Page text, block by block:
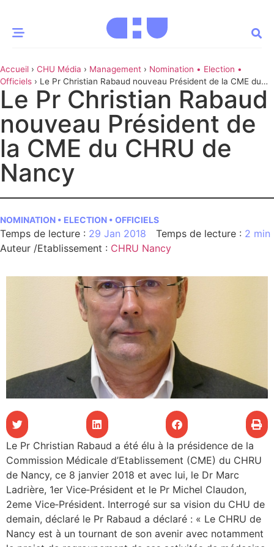
MOMENT
Innovation
& patrimoine Patient
nous
des CHU
santé
au CHU
Accueil › CHU Média › Management › Nomination • Election •
Officiels › Le Pr Christian Rabaud nouveau Président de la CME du
CHRU de Nancy
Le Pr Christian Rabaud
nouveau Président de
la CME du CHRU de
Nancy
NOMINATION • ELECTION • OFFICIELS
29 Jan 2018
2 min
Auteur /Etablissement : CHRU Nancy
Le Pr Christian Rabaud a été élu à la présidence de la
Commission Médicale d’Etablissement (CME) du CHRU
de Nancy, ce 8 janvier 2018 et avec lui, le Dr Marc
Ladrière, 1er Vice‐Président et le Pr Michel Claudon,
2eme Vice‐Président. Interrogé sur sa vision du CHU de
demain, déclaré le Pr Rabaud a déclaré : « Le CHRU de
Nancy est à un tournant de son avenir avec notamment